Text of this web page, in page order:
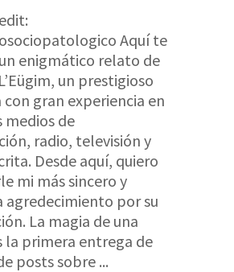
Aquí te
enigmático relato de
un prestigioso
gran experiencia en
de
radio, televisión y
Desde aquí, quiero
mi más sincero y
agredecimiento por su
La magia de una
la primera entrega de
posts sobre